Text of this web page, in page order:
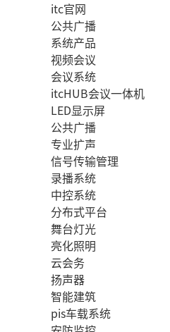
itc官网
公共广播
系统产品
视频会议
会议系统
itcHUB会议一体机
LED显示屏
公共广播
专业扩声
信号传输管理
录播系统
中控系统
分布式平台
舞台灯光
亮化照明
云会务
扬声器
智能建筑
pis车载系统